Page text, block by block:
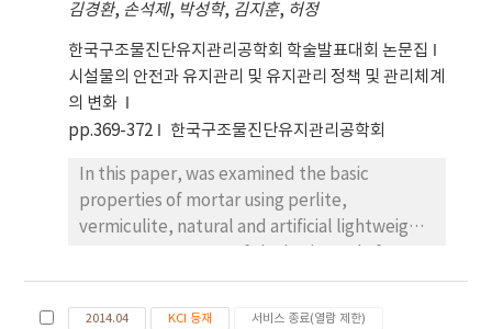
김경환, 손석제, 박성학, 김지훈, 허정
한국구조물진단유지관리공학회 학술발표대회 논문집
시설물의 안전과 유지관리 및 유지관리 정책 및 관리체계
의 변화
pp.369-372
한국구조물진단유지관리공학회
In this paper, was examined the basic
properties of mortar using perlite,
vermiculite, natural and artificial lightweight
development of lightweight repair mortar.
2014.04 KCI 등재 서비스 종료(열람 제한)